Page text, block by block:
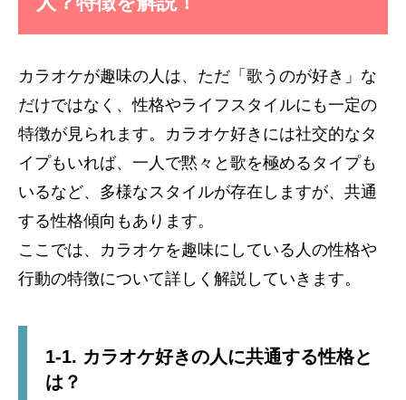
カラオケが趣味の人は、ただ「歌うのが好き」な
だけではなく、性格やライフスタイルにも一定の
特徴が見られます。カラオケ好きには社交的なタ
イプもいれば、一人で黙々と歌を極めるタイプも
いるなど、多様なスタイルが存在しますが、共通
する性格傾向もあります。
ここでは、カラオケを趣味にしている人の性格や
行動の特徴について詳しく解説していきます。
1-1. カラオケ好きの人に共通する性格と
は？